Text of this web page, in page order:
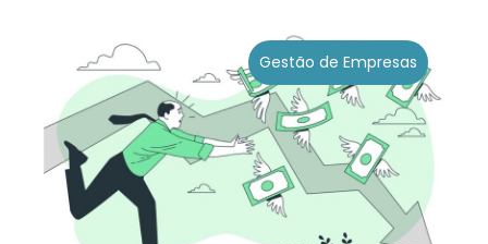
Gestão de Empresas